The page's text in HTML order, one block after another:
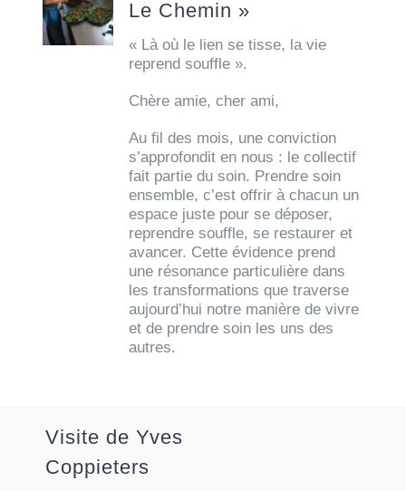
Le Chemin »
« Là où le lien se tisse, la vie
reprend souffle ».
Chère amie, cher ami,
Au fil des mois, une conviction
s’approfondit en nous : le collectif
fait partie du soin. Prendre soin
ensemble, c’est offrir à chacun un
espace juste pour se déposer,
reprendre souffle, se restaurer et
avancer. Cette évidence prend
une résonance particulière dans
les transformations que traverse
aujourd’hui notre manière de vivre
et de prendre soin les uns des
autres.
Visite de Yves
Coppieters